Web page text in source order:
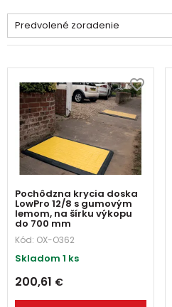
Predvolené zoradenie
Pochôdzna krycia doska
LowPro 12/8 s gumovým
lemom, na šírku výkopu
do 700 mm
Kód: OX-O362
Skladom 1 ks
200,61 €